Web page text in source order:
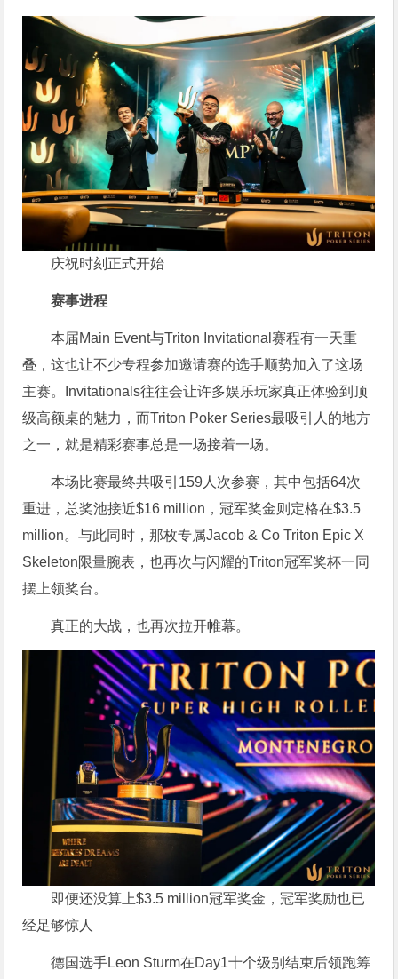
庆祝时刻正式开始
赛事进程
本届Main Event与Triton Invitational赛程有一天重
叠，这也让不少专程参加邀请赛的选手顺势加入了这场
主赛。Invitationals往往会让许多娱乐玩家真正体验到顶
级高额桌的魅力，而Triton Poker Series最吸引人的地方
之一，就是精彩赛事总是一场接着一场。
本场比赛最终共吸引159人次参赛，其中包括64次
重进，总奖池接近$16 million，冠军奖金则定格在$3.5
million。与此同时，那枚专属Jacob & Co Triton Epic X
Skeleton限量腕表，也再次与闪耀的Triton冠军奖杯一同
摆上领奖台。
真正的大战，也再次拉开帷幕。
即便还没算上$3.5 million冠军奖金，冠军奖励也已
经足够惊人
德国选手Leon Sturm在Day1十个级别结束后领跑筹